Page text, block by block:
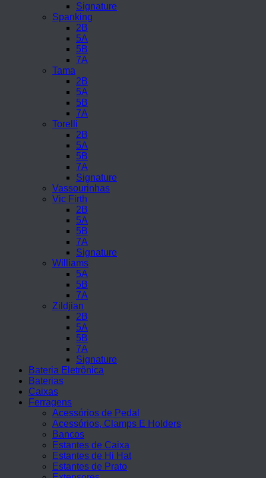
Signature
Spanking
2B
5A
5B
7A
Tama
2B
5A
5B
7A
Torelli
2B
5A
5B
7A
Signature
Vassourinhas
Vic Firth
2B
5A
5B
7A
Signature
Williams
5A
5B
7A
Zildjian
2B
5A
5B
7A
Signature
Bateria Eletrônica
Baterias
Caixas
Ferragens
Acessórios de Pedal
Acessórios, Clamps E Holders
Bancos
Estantes de Caixa
Estantes de Hi Hat
Estantes de Prato